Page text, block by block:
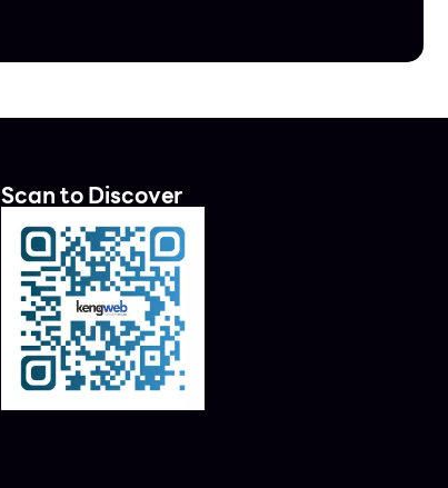
Scan to Discover